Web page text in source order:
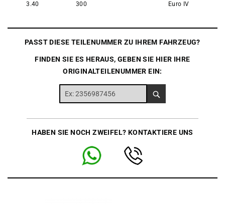
3.40 300 Euro IV
PASST DIESE TEILENUMMER ZU IHREM FAHRZEUG?
FINDEN SIE ES HERAUS, GEBEN SIE HIER IHRE
ORIGINALTEILENUMMER EIN:
HABEN SIE NOCH ZWEIFEL? KONTAKTIERE UNS